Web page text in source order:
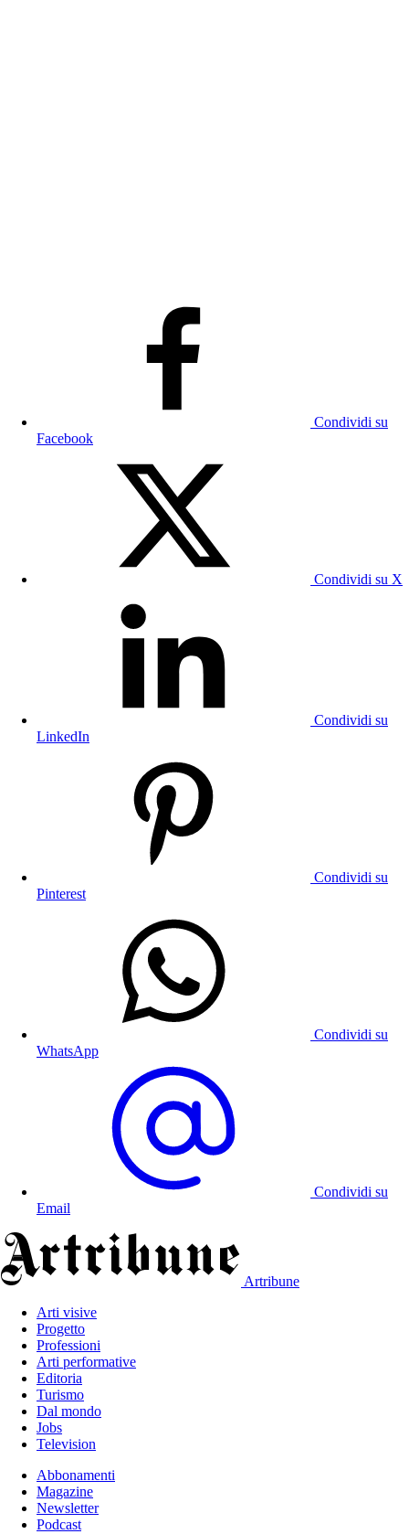
Condividi su
Facebook
Condividi su X
Condividi su
LinkedIn
Condividi su
Pinterest
Condividi su
WhatsApp
Condividi su
Email
Artribune
Arti visive
Progetto
Professioni
Arti performative
Editoria
Turismo
Dal mondo
Jobs
Television
Abbonamenti
Magazine
Newsletter
Podcast